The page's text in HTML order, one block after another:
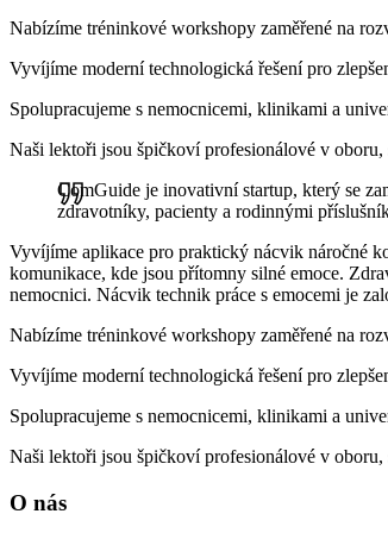
Nabízíme tréninkové workshopy zaměřené na
Vyvíjíme moderní technologická řešení pro
Spolupracujeme s nemocnicemi, klinikami a
Naši lektoři jsou špičkoví profesionálové v oboru,
ComGuide je inovativní startup, který se
zdravotníky, pacienty a rodinnými
Vyvíjíme aplikace pro praktický nácvik náročné
komunikace, kde jsou přítomny silné emoce.
nemocnici. Nácvik technik práce s emocemi je
Nabízíme tréninkové workshopy zaměřené na
Vyvíjíme moderní technologická řešení pro
Spolupracujeme s nemocnicemi, klinikami a
Naši lektoři jsou špičkoví profesionálové v oboru,
O nás